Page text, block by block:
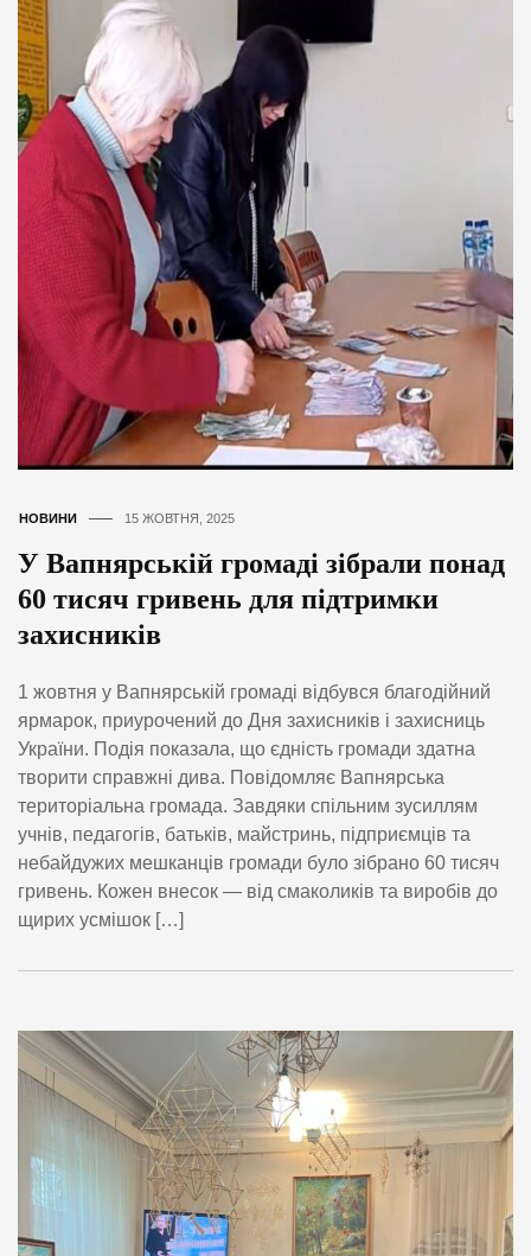
НОВИНИ 15 ЖОВТНЯ, 2025
У Вапнярській громаді зібрали понад
60 тисяч гривень для підтримки
захисників
1 жовтня у Вапнярській громаді відбувся благодійний
ярмарок, приурочений до Дня захисників і захисниць
України. Подія показала, що єдність громади здатна
творити справжні дива. Повідомляє Вапнярська
територіальна громада. Завдяки спільним зусиллям
учнів, педагогів, батьків, майстринь, підприємців та
небайдужих мешканців громади було зібрано 60 тисяч
гривень. Кожен внесок — від смаколиків та виробів до
щирих усмішок […]